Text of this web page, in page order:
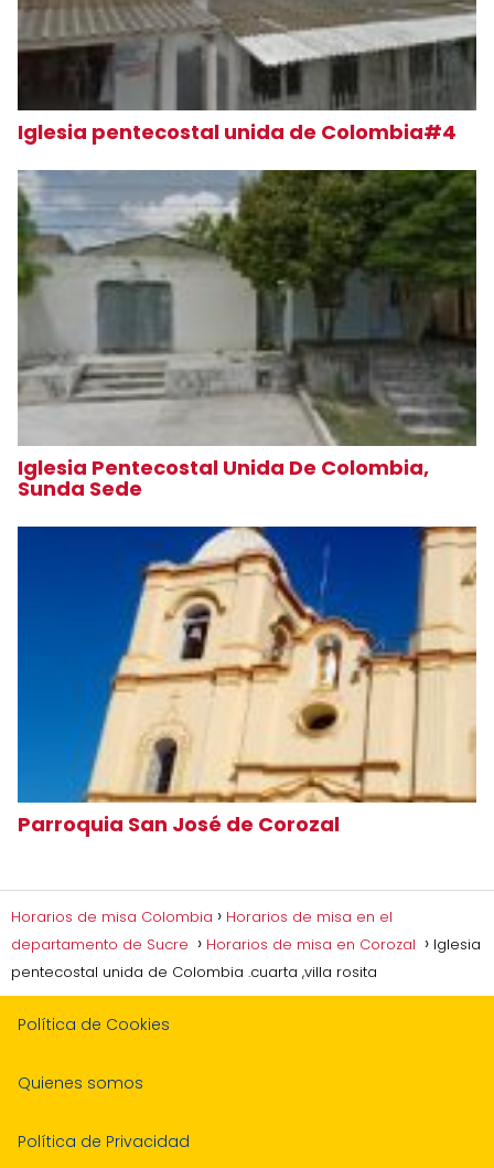
Iglesia pentecostal unida de Colombia#4
Iglesia Pentecostal Unida De Colombia,
Sunda Sede
Parroquia San José de Corozal
Horarios de misa Colombia
Horarios de misa en el
departamento de Sucre
Horarios de misa en Corozal
Iglesia
pentecostal unida de Colombia .cuarta ,villa rosita
Política de Cookies
Quienes somos
Política de Privacidad